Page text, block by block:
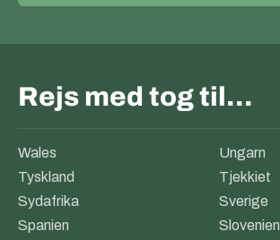
Rejs med tog til…
Wales
Ungarn
Tyskland
Tjekkiet
Sydafrika
Sverige
Spanien
Slovenien